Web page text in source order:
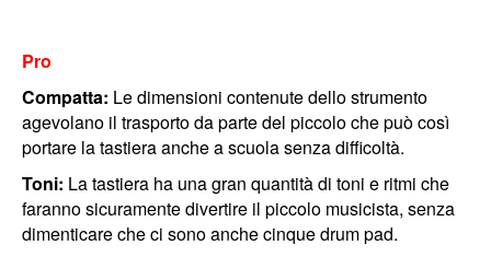
Pro
Compatta: Le dimensioni contenute dello strumento
agevolano il trasporto da parte del piccolo che può così
portare la tastiera anche a scuola senza difficoltà.
Toni: La tastiera ha una gran quantità di toni e ritmi che
faranno sicuramente divertire il piccolo musicista, senza
dimenticare che ci sono anche cinque drum pad.